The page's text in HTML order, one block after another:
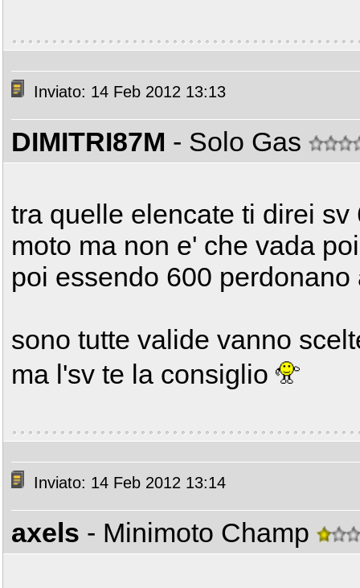
Inviato: 14 Feb 2012 13:13
DIMITRI87M - Solo Gas
tra quelle elencate ti direi
moto ma non e' che vada
poi essendo 600
sono tutte valide vanno
ma l'sv te la consiglio
Inviato: 14 Feb 2012 13:14
axels - Minimoto Champ